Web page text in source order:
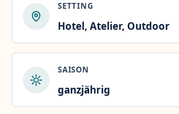
SETTING
Hotel, Atelier, Outdoor
SAISON
ganzjährig